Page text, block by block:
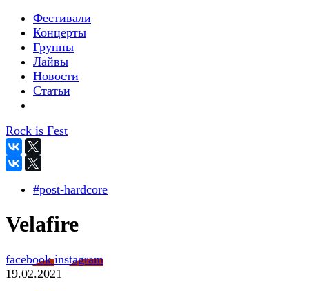
Фестивали
Концерты
Группы
Лайвы
Новости
Статьи
Rock is Fest
#post-hardcore
Velafire
facebookinstagram
19.02.2021